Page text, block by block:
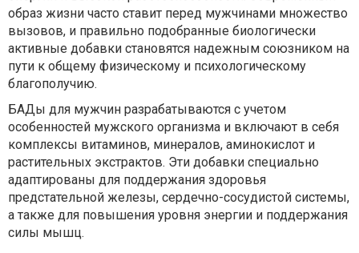
образ жизни часто ставит перед мужчинами множество
вызовов, и правильно подобранные биологически
активные добавки становятся надежным союзником на
пути к общему физическому и психологическому
благополучию.
БАДы для мужчин разрабатываются с учетом
особенностей мужского организма и включают в себя
комплексы витаминов, минералов, аминокислот и
растительных экстрактов. Эти добавки специально
адаптированы для поддержания здоровья
предстательной железы, сердечно-сосудистой системы,
а также для повышения уровня энергии и поддержания
силы мышц.